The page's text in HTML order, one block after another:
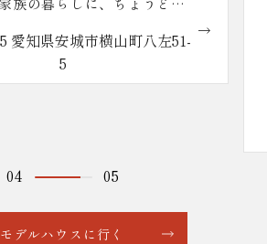
〒446-0043 愛知県安城市城南
営業時間 10:00〜18:00（定休
04
05
モデルハウスに行く